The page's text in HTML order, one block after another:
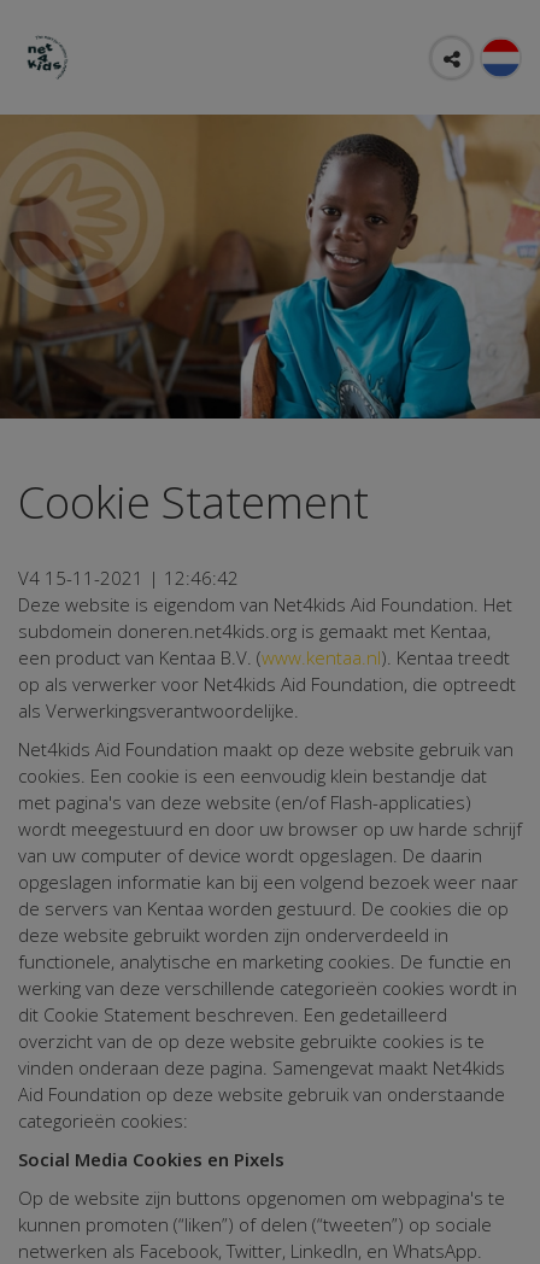
Cookie Statement
V4 15-11-2021 | 12:46:42
Deze website is eigendom van Net4kids Aid Foundation. Het
subdomein doneren.net4kids.org is gemaakt met Kentaa,
een product van Kentaa B.V. (www.kentaa.nl). Kentaa treedt
op als verwerker voor Net4kids Aid Foundation, die optreedt
als Verwerkingsverantwoordelijke.
Net4kids Aid Foundation maakt op deze website gebruik van
cookies. Een cookie is een eenvoudig klein bestandje dat
met pagina's van deze website (en/of Flash-applicaties)
wordt meegestuurd en door uw browser op uw harde schrijf
van uw computer of device wordt opgeslagen. De daarin
opgeslagen informatie kan bij een volgend bezoek weer naar
de servers van Kentaa worden gestuurd. De cookies die op
deze website gebruikt worden zijn onderverdeeld in
functionele, analytische en marketing cookies. De functie en
werking van deze verschillende categorieën cookies wordt in
dit Cookie Statement beschreven. Een gedetailleerd
overzicht van de op deze website gebruikte cookies is te
vinden onderaan deze pagina. Samengevat maakt Net4kids
Aid Foundation op deze website gebruik van onderstaande
categorieën cookies:
Social Media Cookies en Pixels
Op de website zijn buttons opgenomen om webpagina's te
kunnen promoten (“liken”) of delen (“tweeten”) op sociale
netwerken als Facebook, Twitter, LinkedIn, en WhatsApp.